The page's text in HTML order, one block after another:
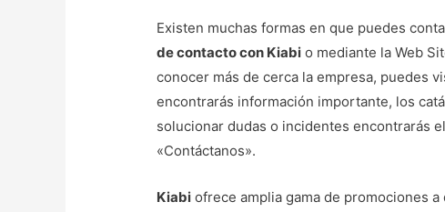
Existen muchas formas en que puedes
de contacto con Kiabi o mediante la Web
conocer más de cerca la empresa, puedes
encontrarás información importante, los
solucionar dudas o incidentes encontrarás
«Contáctanos».
Kiabi ofrece amplia gama de promociones